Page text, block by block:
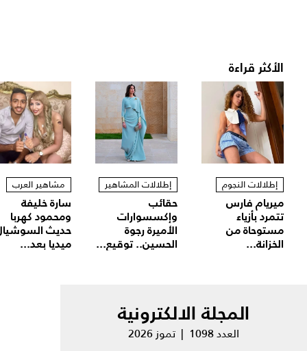
الأكثر قراءة
إطلالات النجوم
ميريام فارس
تتمرد بأزياء
مستوحاة من
الخزانة...
إطلالات المشاهير
حقائب
وإكسسوارات
الأميرة رجوة
الحسين.. توقيع...
مشاهير العرب
سارة خليفة
ومحمود كهربا
حديث
ميديا بعد...
المجلة الالكترونية
العدد 1098 | تموز 2026